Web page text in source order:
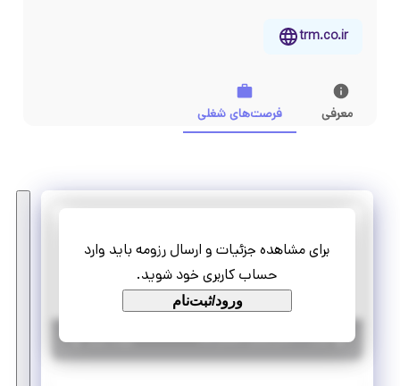
trm.co.ir
معرفی فرصت‌های شغلی
برای مشاهده جزئیات و ارسال رزومه باید وارد
حساب کاربری خود شوید.
ورود/ثبت‌نام
استخدام مدیرفضای کار اشتراکی
تمام وقت استخدام
تهران |۳ سال پیش | منقضی شده جزئیات بیشتر